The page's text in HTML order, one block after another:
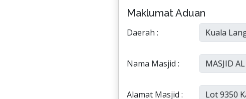
Maklumat Aduan
Daerah :
Nama Masjid :
Alamat Masjid :